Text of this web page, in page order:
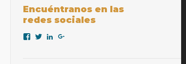
Encuéntranos en las
redes sociales
VerVer Ver